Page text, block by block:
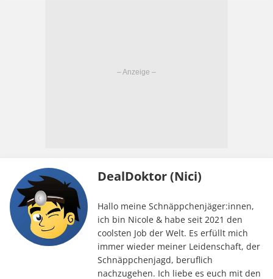
DealDoktor (Nici)
Hallo meine Schnäppchenjäger:innen,
ich bin Nicole & habe seit 2021 den
coolsten Job der Welt. Es erfüllt mich
immer wieder meiner Leidenschaft, der
Schnäppchenjagd, beruflich
nachzugehen. Ich liebe es euch mit den